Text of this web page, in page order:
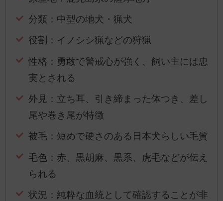
分類：中型の地犬・猟犬
役割：イノシシ猟などの狩猟
性格：勇敢で警戒心が強く、飼い主には忠
実とされる
外見：立ち耳、引き締まった体つき、差し
尾や巻き尾が特徴
被毛：短めで硬さのある日本犬らしい毛質
毛色：赤、黒胡麻、黒系、虎毛などが伝え
られる
状況：純粋な血統として確認することが非